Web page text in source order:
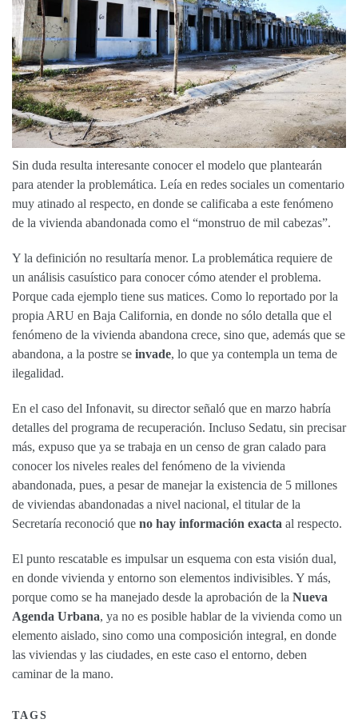
Sin duda resulta interesante conocer el modelo que plantearán
para atender la problemática. Leía en redes sociales un comentario
muy atinado al respecto, en donde se calificaba a este fenómeno
de la vivienda abandonada como el “monstruo de mil cabezas”.
Y la definición no resultaría menor. La problemática requiere de
un análisis casuístico para conocer cómo atender el problema.
Porque cada ejemplo tiene sus matices. Como lo reportado por la
propia ARU en Baja California, en donde no sólo detalla que el
fenómeno de la vivienda abandona crece, sino que, además que se
abandona, a la postre se invade, lo que ya contempla un tema de
ilegalidad.
En el caso del Infonavit, su director señaló que en marzo habría
detalles del programa de recuperación. Incluso Sedatu, sin precisar
más, expuso que ya se trabaja en un censo de gran calado para
conocer los niveles reales del fenómeno de la vivienda
abandonada, pues, a pesar de manejar la existencia de 5 millones
de viviendas abandonadas a nivel nacional, el titular de la
Secretaría reconoció que no hay información exacta al respecto.
El punto rescatable es impulsar un esquema con esta visión dual,
en donde vivienda y entorno son elementos indivisibles. Y más,
porque como se ha manejado desde la aprobación de la Nueva
Agenda Urbana, ya no es posible hablar de la vivienda como un
elemento aislado, sino como una composición integral, en donde
las viviendas y las ciudades, en este caso el entorno, deben
caminar de la mano.
TAGS